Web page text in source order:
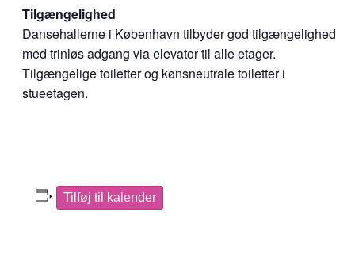
Tilgængelighed
Dansehallerne i København tilbyder god tilgængelighed
med trinløs adgang via elevator til alle etager.
Tilgængelige toiletter og kønsneutrale toiletter i
stueetagen.
Tilføj til kalender